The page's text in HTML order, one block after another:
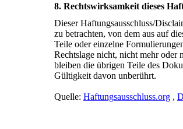
8. Rechtswirksamkeit dieses
Dieser Haftungsausschluss/
zu betrachten, von dem aus auf
Teile oder einzelne
Rechtslage nicht, nicht mehr oder
bleiben die übrigen Teile des
Gültigkeit davon unberührt.
Quelle: Haftungsausschluss.org,